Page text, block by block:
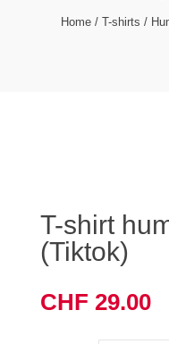
Home/ T-shirts /
T-shirt
(Tiktok)
CHF 29.00